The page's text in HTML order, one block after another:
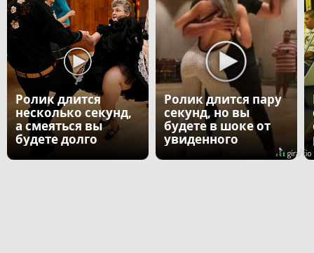
Ролик длится
несколько секунд,
а смеяться вы
будете долго
Ролик длится пару
секунд, но вы
будете в шоке от
увиденного